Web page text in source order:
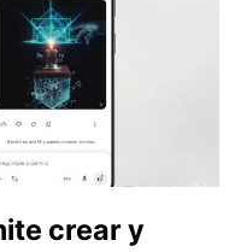
crear y